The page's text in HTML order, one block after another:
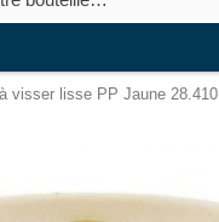
visser lisse PP Jaune 28.410